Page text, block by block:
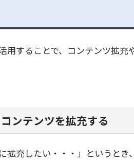
用することで、コンテンツ拡充
ンテンツを拡充する
拡充したい・・・」というと